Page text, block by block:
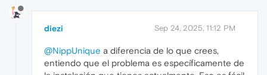
diezi Sep 24, 2025, 11:12 PM
@NippUnique a diferencia de lo que crees,
entiendo que el problema es específicamente de